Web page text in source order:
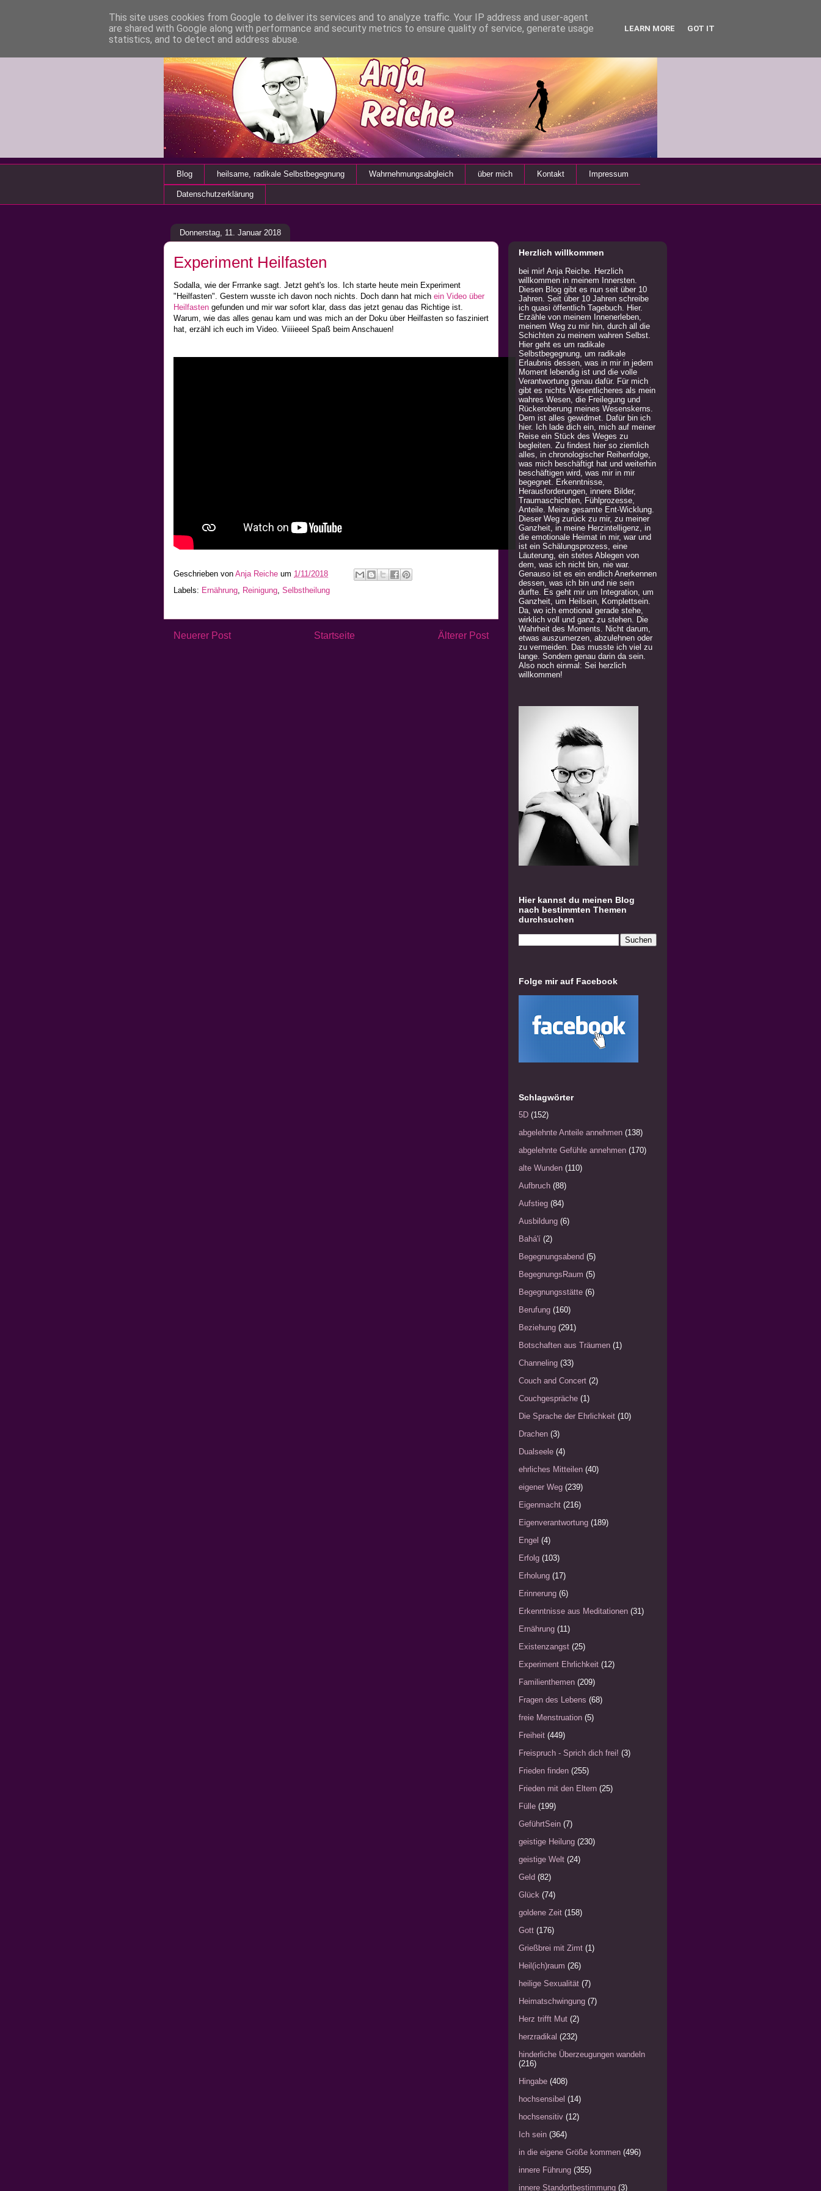
Blog heilsame, radikale Selbstbegegnung Wahrnehmungsabgleich über mich Kontakt Impressum
Datenschutzerklärung
Donnerstag, 11. Januar 2018
Experiment Heilfasten
Sodalla, wie der Frrranke sagt. Jetzt geht's los. Ich starte heute mein Experiment
"Heilfasten". Gestern wusste ich davon noch nichts. Doch dann hat mich ein Video über
Heilfasten gefunden und mir war sofort klar, dass das jetzt genau das Richtige ist.
Warum, wie das alles genau kam und was mich an der Doku über Heilfasten so fasziniert
hat, erzähl ich euch im Video. Viiiieeel Spaß beim Anschauen!
Geschrieben von Anja Reiche um 1/11/2018
Labels: Ernährung, Reinigung, Selbstheilung
Neuerer Post Älterer Post
Startseite
Herzlich willkommen
bei mir! Anja Reiche. Herzlich
willkommen in meinem Innersten.
Diesen Blog gibt es nun seit über 10
Jahren. Seit über 10 Jahren schreibe
ich quasi öffentlich Tagebuch. Hier.
Erzähle von meinem Innenerleben,
meinem Weg zu mir hin, durch all die
Schichten zu meinem wahren Selbst.
Hier geht es um radikale
Selbstbegegnung, um radikale
Erlaubnis dessen, was in mir in jedem
Moment lebendig ist und die volle
Verantwortung genau dafür. Für mich
gibt es nichts Wesentlicheres als mein
wahres Wesen, die Freilegung und
Rückeroberung meines Wesenskerns.
Dem ist alles gewidmet. Dafür bin ich
hier. Ich lade dich ein, mich auf meiner
Reise ein Stück des Weges zu
begleiten. Zu findest hier so ziemlich
alles, in chronologischer Reihenfolge,
was mich beschäftigt hat und weiterhin
beschäftigen wird, was mir in mir
begegnet. Erkenntnisse,
Herausforderungen, innere Bilder,
Traumaschichten, Fühlprozesse,
Anteile. Meine gesamte Ent-Wicklung.
Dieser Weg zurück zu mir, zu meiner
Ganzheit, in meine Herzintelligenz, in
die emotionale Heimat in mir, war und
ist ein Schälungsprozess, eine
Läuterung, ein stetes Ablegen von
dem, was ich nicht bin, nie war.
Genauso ist es ein endlich Anerkennen
dessen, was ich bin und nie sein
durfte. Es geht mir um Integration, um
Ganzheit, um Heilsein, Komplettsein.
Da, wo ich emotional gerade stehe,
wirklich voll und ganz zu stehen. Die
Wahrheit des Moments. Nicht darum,
etwas auszumerzen, abzulehnen oder
zu vermeiden. Das musste ich viel zu
lange. Sondern genau darin da sein.
Also noch einmal: Sei herzlich
willkommen!
Hier kannst du meinen Blog
nach bestimmten Themen
durchsuchen
Folge mir auf Facebook
Schlagwörter
5D (152)
abgelehnte Anteile annehmen (138)
abgelehnte Gefühle annehmen (170)
alte Wunden (110)
Aufbruch (88)
Aufstieg (84)
Ausbildung (6)
Bahá'í (2)
Begegnungsabend (5)
BegegnungsRaum (5)
Begegnungsstätte (6)
Berufung (160)
Beziehung (291)
Botschaften aus Träumen (1)
Channeling (33)
Couch and Concert (2)
Couchgespräche (1)
Die Sprache der Ehrlichkeit (10)
Drachen (3)
Dualseele (4)
ehrliches Mitteilen (40)
eigener Weg (239)
Eigenmacht (216)
Eigenverantwortung (189)
Engel (4)
Erfolg (103)
Erholung (17)
Erinnerung (6)
Erkenntnisse aus Meditationen (31)
Ernährung (11)
Existenzangst (25)
Experiment Ehrlichkeit (12)
Familienthemen (209)
Fragen des Lebens (68)
freie Menstruation (5)
Freiheit (449)
Freispruch - Sprich dich frei! (3)
Frieden finden (255)
Frieden mit den Eltern (25)
Fülle (199)
GeführtSein (7)
geistige Heilung (230)
geistige Welt (24)
Geld (82)
Glück (74)
goldene Zeit (158)
Gott (176)
Grießbrei mit Zimt (1)
Heil(ich)raum (26)
heilige Sexualität (7)
Heimatschwingung (7)
Herz trifft Mut (2)
herzradikal (232)
hinderliche Überzeugungen wandeln
(216)
Hingabe (408)
hochsensibel (14)
hochsensitiv (12)
Ich sein (364)
in die eigene Größe kommen (496)
innere Führung (355)
innere Standortbestimmung (3)
This site uses cookies from Google to deliver its services and to analyze traffic. Your IP address and user-agent
are shared with Google along with performance and security metrics to ensure quality of service, generate usage
statistics, and to detect and address abuse.
LEARN MORE GOT IT